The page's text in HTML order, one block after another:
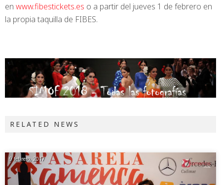
en www.fibestickets.es o a partir del jueves 1 de febrero en
la propia taquilla de FIBES.
RELATED NEWS
9 febrero, 2017